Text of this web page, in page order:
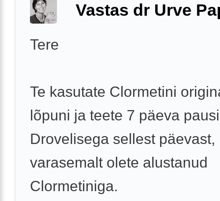
Vastas dr Urve
Tere
Te kasutate Clormetini
lõpuni ja teete 7 päeva
Drovelisega sellest päevast,
varasemalt olete alustanud
Clormetiniga.